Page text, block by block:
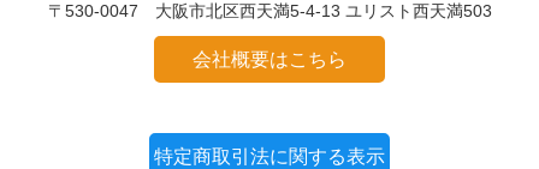
〒530-0047 大阪市北区西天満5-4-13 ユリスト西天満503
会社概要はこちら
特定商取引法に関する表示